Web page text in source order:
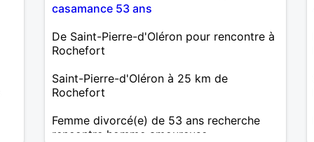
casamance 53 ans
De Saint-Pierre-d'Oléron pour rencontre à
Rochefort
Saint-Pierre-d'Oléron à 25 km de
Rochefort
Femme divorcé(e) de 53 ans recherche
rencontre homme amoureuse